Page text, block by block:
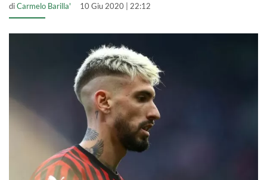
diCarmelo Barilla' 10 Giu 2020 | 22:12